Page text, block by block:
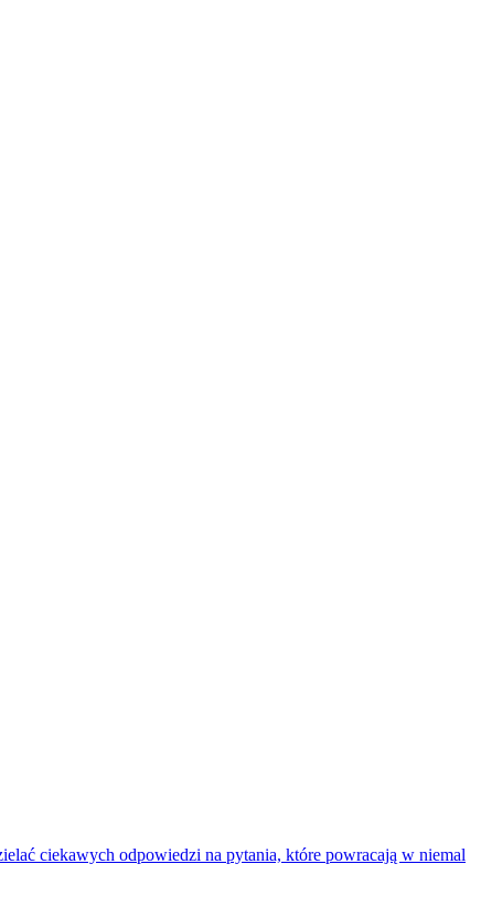
ciekawych odpowiedzi na pytania, które powracają w niemal